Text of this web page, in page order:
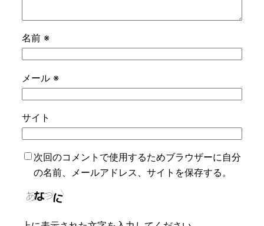
名前 ※
メール ※
サイト
次回のコメントで使用するためブラウザーに自分
の名前、メールアドレス、サイトを保存する。